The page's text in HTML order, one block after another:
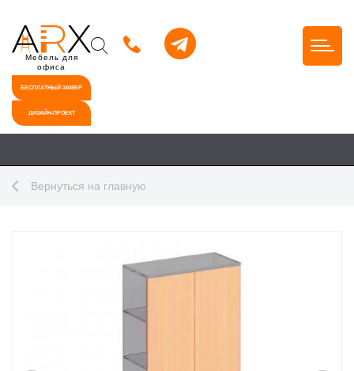
Мебель для
офиса
БЕСПЛАТНЫЙ ЗАМЕР
ДИЗАЙН-ПРОЕКТ
Вернуться на главную